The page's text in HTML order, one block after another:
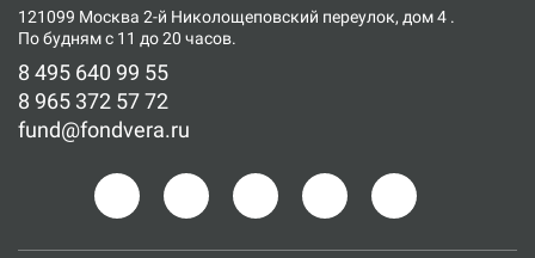
121099 Москва 2-й Николощеповский переулок, дом 4 .
По будням с 11 до 20 часов.
8 495 640 99 55
8 965 372 57 72
fund@fondvera.ru